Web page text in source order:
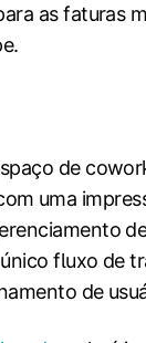
as faturas
de
uma
fluxo de
de